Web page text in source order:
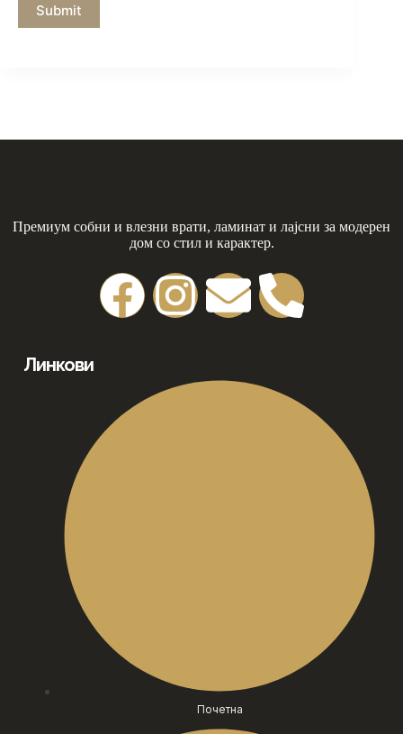
Submit
Премиум собни и влезни врати, ламинат и лајсни за модерен
дом со стил и карактер.
Линкови
Почетна